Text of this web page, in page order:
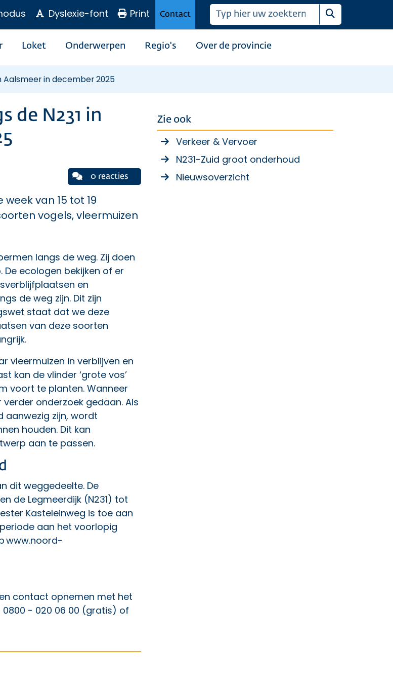
Dyslexie-font Print Contact
Zoeken
Loket Onderwerpen Regio's Over de provincie
Aalsmeer in december 2025
de N231 in
0 reacties
van 15 tot 19
vogels, vleermuizen
langs de weg. Zij doen
ecologen bekijken of er
en
de weg zijn. Dit zijn
staat dat we deze
van deze soorten
vleermuizen in verblijven en
kan de vlinder ‘grote vos’
voort te planten. Wanneer
onderzoek gedaan. Als
aanwezig zijn, wordt
houden. Dit kan
aan te passen.
dit weggedeelte. De
de Legmeerdijk (N231) tot
Kasteleinweg is toe aan
aan het voorlopig
www.noord-
contact opnemen met het
- 020 06 00 (gratis) of
Zie ook
Verkeer & Vervoer
N231-Zuid groot onderhoud
Nieuwsoverzicht